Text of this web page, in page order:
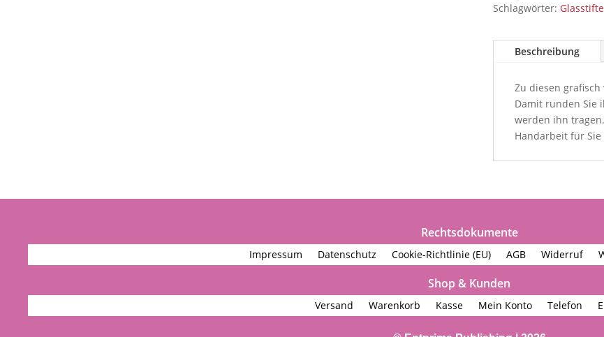
Schlagwörter:Glasstifte
Beschreibung
Zu diesen
Damit runden Sie
werden ihn
Handarbeit für
Rechtsdokumente
Impressum Datenschutz Cookie-Richtlinie (EU) AGB Widerruf
Shop & Kunden
Versand Warenkorb Kasse Mein Konto Telefon